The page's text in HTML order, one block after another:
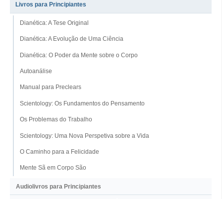
Livros para Principiantes
Dianética: A Tese Original
Dianética: A Evolução de Uma Ciência
Dianética: O Poder da Mente sobre o Corpo
Autoanálise
Manual para Preclears
Scientology: Os Fundamentos do Pensamento
Os Problemas do Trabalho
Scientology: Uma Nova Perspetiva sobre a Vida
O Caminho para a Felicidade
Mente Sã em Corpo São
Audiolivros para Principiantes